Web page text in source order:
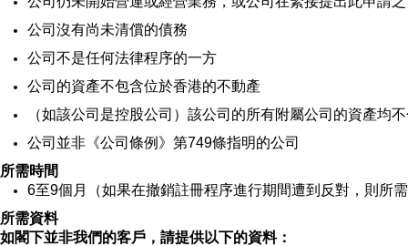
公司沒有尚未清償的債務
公司不是任何法律程序的一方
公司的資產不包含位於香港的不動產
（如該公司是控股公司）該公司的所有附屬公司的資產均
公司並非《公司條例》第749條指明的公司
所需時間
6至9個月（如果在撤銷註冊程序進行期間遭到反對，則所
所需資料
如閣下並非我們的客戶，請提供以下的資料：